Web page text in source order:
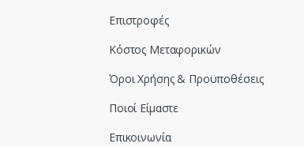
Επιστροφές
Κόστος Μεταφορικών
Όροι Χρήσης & Προϋποθέσεις
Ποιοί Είμαστε
Επικοινωνία